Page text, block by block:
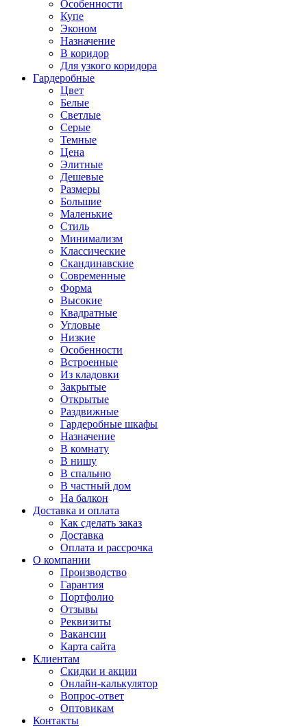
Особенности
Купе
Эконом
Назначение
В коридор
Для узкого коридора
Гардеробные
Цвет
Белые
Светлые
Серые
Темные
Цена
Элитные
Дешевые
Размеры
Большие
Маленькие
Стиль
Минимализм
Классические
Скандинавские
Современные
Форма
Высокие
Квадратные
Угловые
Низкие
Особенности
Встроенные
Из кладовки
Закрытые
Открытые
Раздвижные
Гардеробные шкафы
Назначение
В комнату
В нишу
В спальню
В частный дом
На балкон
Доставка и оплата
Как сделать заказ
Доставка
Оплата и рассрочка
О компании
Производство
Гарантия
Портфолио
Отзывы
Реквизиты
Вакансии
Карта сайта
Клиентам
Скидки и акции
Онлайн-калькулятор
Вопрос-ответ
Оптовикам
Контакты